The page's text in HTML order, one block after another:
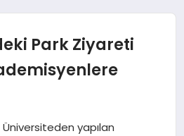
Park Ziyareti
Üniversiteden yapılan